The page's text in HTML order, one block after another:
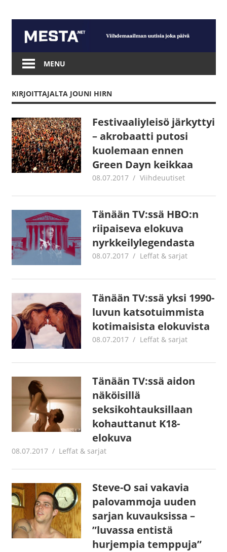
content
Mesta.net
MENU
KIRJOITTAJALTA JOUNI HIRN
Festivaaliyleisö järkyttyi
– akrobaatti putosi
kuolemaan ennen
Green Dayn keikkaa
08.07.2017 Jouni Hirn
Viihdeuutiset
Tänään TV:ssä HBO:n
riipaiseva elokuva
nyrkkeilylegendasta
08.07.2017 Jouni Hirn
Leffat & sarjat
Tänään TV:ssä yksi 1990-
luvun katsotuimmista
kotimaisista elokuvista
08.07.2017 Jouni Hirn
Leffat & sarjat
Tänään TV:ssä aidon
näköisillä
seksikohtauksillaan
kohauttanut K18-
elokuva
08.07.2017 Jouni Hirn
Leffat & sarjat
Steve-O sai vakavia
palovammoja uuden
sarjan kuvauksissa –
”luvassa entistä
hurjempia temppuja”